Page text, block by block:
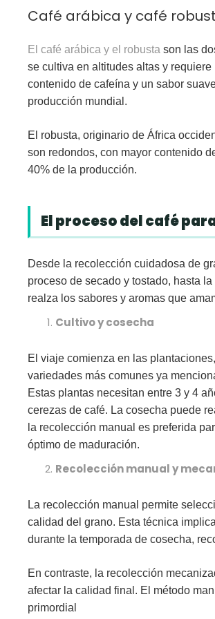
Café arábica y café
El café arábica y el robusta son las
se cultiva en altitudes altas y
contenido de cafeína y un sabor
producción mundial.
El robusta, originario de África
son redondos, con mayor contenido
40% de la producción.
El proceso del café
Desde la recolección cuidadosa de
proceso de secado y tostado, hasta
realza los sabores y aromas que
Cultivo y cosecha
El viaje comienza en las
variedades más comunes ya
Estas plantas necesitan entre 3 y 4
cerezas de café. La cosecha puede
la recolección manual es preferida
óptimo de maduración.
Recolección manual y
La recolección manual permite
calidad del grano. Esta técnica
durante la temporada de cosecha,
En contraste, la recolección
afectar la calidad final. El método
primordial